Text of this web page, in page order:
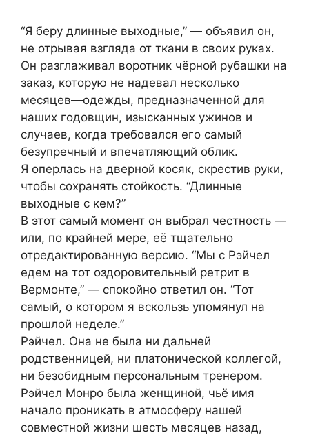
“Я беру длинные выходные,” — объявил он,
не отрывая взгляда от ткани в своих руках.
Он разглаживал воротник чёрной рубашки на
заказ, которую не надевал несколько
месяцев—одежды, предназначенной для
наших годовщин, изысканных ужинов и
случаев, когда требовался его самый
безупречный и впечатляющий облик.
Я оперлась на дверной косяк, скрестив руки,
чтобы сохранять стойкость. “Длинные
выходные с кем?”
В этот самый момент он выбрал честность —
или, по крайней мере, её тщательно
отредактированную версию. “Мы с Рэйчел
едем на тот оздоровительный ретрит в
Вермонте,” — спокойно ответил он. “Тот
самый, о котором я вскользь упомянул на
прошлой неделе.”
Рэйчел. Она не была ни дальней
родственницей, ни платонической коллегой,
ни безобидным персональным тренером.
Рэйчел Монро была женщиной, чьё имя
начало проникать в атмосферу нашей
совместной жизни шесть месяцев назад,